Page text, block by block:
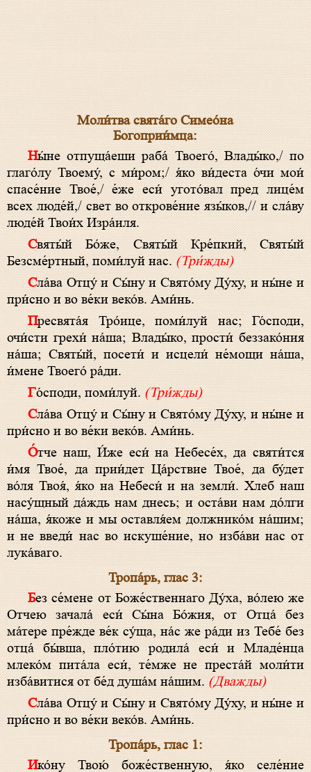
Моли́тва свята́го Симео́на
Богоприи́мца:
Ны́не отпуща́еши раба́ Твоего́, Влады́ко,/ по
глаго́лу Твоему́, с ми́ром;/ я́ко ви́деста о́чи мои́
спасе́ние Твое́,/ е́же еси́ угото́вал пред лице́м
всех люде́й,/ свет во открове́ние язы́ков,// и сла́ву
люде́й Твои́х Изра́иля.
Святы́й Бо́же, Святы́й Кре́пкий, Святы́й
Безсме́ртный, поми́луй нас.(Три́жды)
Сла́ва Отцу́ и Сы́ну и Свято́му Ду́ху, и ны́не и
при́сно и во ве́ки веко́в. Ами́нь.
Пресвята́я Тро́ице, поми́луй нас; Го́споди,
очи́сти грехи́ на́ша; Влады́ко, прости́ беззако́ния
на́ша; Святы́й, посети́ и исцели́ не́мощи на́ша,
и́мене Твоего́ ра́ди.
Го́споди, поми́луй.(Три́жды)
Сла́ва Отцу́ и Сы́ну и Свято́му Ду́ху, и ны́не и
при́сно и во ве́ки веко́в. Ами́нь.
О́тче наш, И́же еси́ на Небесе́х, да святи́тся
и́мя Твое́, да прии́дет Ца́рствие Твое́, да бу́дет
во́ля Твоя́, я́ко на Небеси́ и на земли́. Хлеб наш
насу́щный да́ждь нам днесь; и оста́ви нам до́лги
на́ша, я́коже и мы оставля́ем должнико́м на́шим;
и не введи́ нас во искуше́ние, но изба́ви нас от
лука́ваго.
Тропа́рь, глас 3:
Без се́мене от Боже́ственнаго Ду́ха, во́лею же
Отчею зачала́ еси́ Сы́на Бо́жия, от Отца́ без
ма́тере пре́жде ве́к су́ща, на́с же ра́ди из Тебе́ без
отца́ бы́вша, пло́тию родила́ еси́ и Младе́нца
млеко́м пита́ла еси́, те́мже не преста́й моли́ти
изба́витися от бе́д душа́м на́шим.(Дважды)
Сла́ва Отцу́ и Сы́ну и Свято́му Ду́ху, и ны́не и
при́сно и во ве́ки веко́в. Ами́нь.
Тропа́рь, глас 1:
Ико́ну Твою́ боже́ственную, я́ко селе́ние